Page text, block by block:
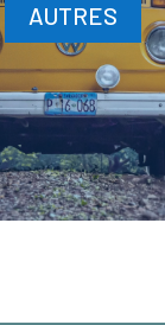
AUTRES